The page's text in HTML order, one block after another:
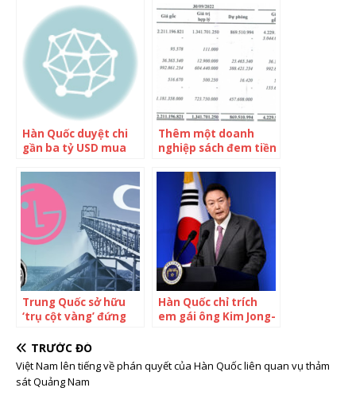
đẳng giới
Hàn Quốc duyệt chi
gần ba tỷ USD mua
Thêm một doanh
nghiệp sách đem tiền
hiện đã thua lỗ và
phải trích lập gần
40% danh mục
Trung Quốc sở hữu
‘trụ cột vàng’ đứng
một ngành công
nghiệp cực hot: Nhật
Bản, Hàn Quốc tung
hàng loạt kế sách chỉ
Hàn Quốc chỉ trích
em gái ông Kim Jong-
TRƯỚC ĐÓ
Việt Nam lên tiếng về phán quyết của Hàn Quốc liên quan vụ thảm
sát Quảng Nam